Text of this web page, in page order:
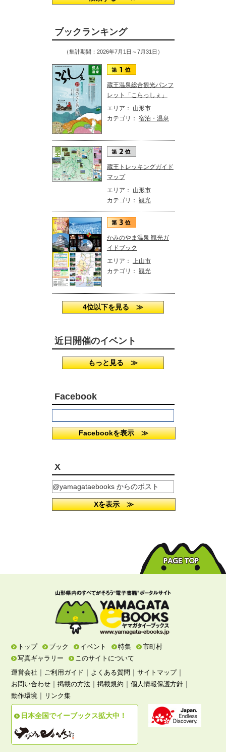
ブックランキング
（集計期間：2026年7月1日～7月31日）
蔵王温泉総合観光パンフ
レット「こらっしぇ」
エリア： 山形市
カテゴリ： 宿泊・温泉
蔵王トレッキングガイド
マップ
エリア： 山形市
カテゴリ： 観光
かみのやま温泉 観光ガ
イドブック
エリア： 上山市
カテゴリ： 観光
4位以下を見る ≫
近日開催のイベント
もっと見る ≫
Facebook
Facebookを表示 ≫
X
@yamagataebooks からのポスト
Xを表示 ≫
トップ ブック イベント 特集
市町村
写真ギャラリー
このサイトについて
運営会社 ｜ ご利用ガイド ｜ よくある質問 ｜サイトマップ｜
お問い合わせ ｜掲載の方法 ｜掲載規約 ｜個人情報保護方針 ｜
動作環境 ｜ リンク集
日本全国でイーブックス拡大中！